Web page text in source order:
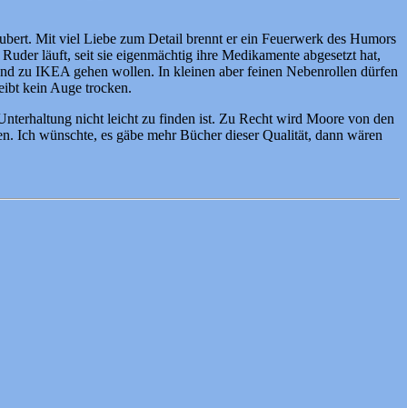
Mit viel Liebe zum Detail brennt er ein Feuerwerk des Humors
läuft, seit sie eigenmächtig ihre Medikamente abgesetzt hat,
zu IKEA gehen wollen. In kleinen aber feinen Nebenrollen dürfen
kein Auge trocken.
nicht leicht zu finden ist. Zu Recht wird Moore von den
Ich wünschte, es gäbe mehr Bücher dieser Qualität, dann wären